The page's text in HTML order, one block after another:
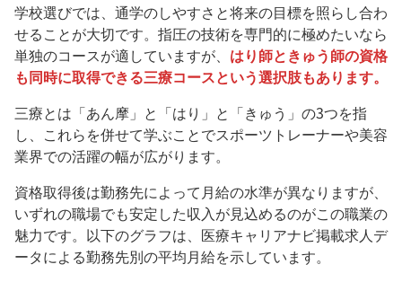
学校選びでは、通学のしやすさと将来の目標を照らし合わ
せることが大切です。指圧の技術を専門的に極めたいなら
単独のコースが適していますが、 はり師ときゅう師の資格
も同時に取得できる三療コースという選択肢もあります。
三療とは「あん摩」と「はり」と「きゅう」の3つを指
し、これらを併せて学ぶことでスポーツトレーナーや美容
業界での活躍の幅が広がります。
資格取得後は勤務先によって月給の水準が異なりますが、
いずれの職場でも安定した収入が見込めるのがこの職業の
魅力です。以下のグラフは、医療キャリアナビ掲載求人デ
ータによる勤務先別の平均月給を示しています。